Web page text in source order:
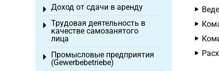
Доход от сдачи в аренду
Toggle menu
Трудовая деятельность в
качестве самозанятого
лица
Toggle menu
Промысловые предприятия
(Gewerbebetriebe)
Toggle menu